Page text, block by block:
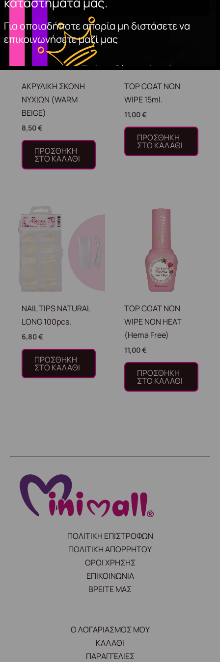
Για οποιαδήποτε απορία μη διστάσετε να
επικοινωνήσετε μαζί μας
ΑΚΡΥΛΙΚΗ ΣΚΟΝΗ
ΝΥΧΙΩΝ (WARM
BEIGE)
8,50€
ΠΡΟΣΘΉΚΗ
ΣΤΟ ΚΑΛΆΘΙ
TOP COAT NON
WIPE 15ml.
11,00€
ΠΡΟΣΘΉΚΗ
ΣΤΟ ΚΑΛΆΘΙ
NAIL TIPS NATURAL
LONG 100pcs.
6,80€
ΠΡΟΣΘΉΚΗ
ΣΤΟ ΚΑΛΆΘΙ
TOP COAT NON
WIPE NON HEAT
(Hema Free)
11,00€
ΠΡΟΣΘΉΚΗ
ΣΤΟ ΚΑΛΆΘΙ
ΠΟΛΙΤΙΚΗ ΕΠΙΣΤΡΟΦΩΝ
ΠΟΛΙΤΙΚΗ ΑΠΟΡΡΗΤΟΥ
ΟΡΟΙ ΧΡΗΣΗΣ
ΕΠΙΚΟΙΝΩΝΙΑ
ΒΡΕΙΤΕ ΜΑΣ
Ο ΛΟΓΑΡΙΑΣΜΟΣ ΜΟΥ
ΚΑΛΑΘΙ
ΠΑΡΑΓΓΕΛΙΕΣ